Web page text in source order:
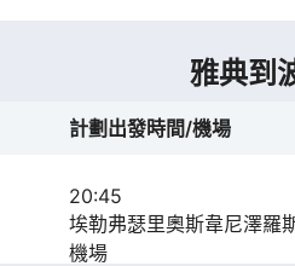
雅典到
計劃出發時間/機場
20:45
埃勒弗瑟里奧斯韋尼澤羅
機場